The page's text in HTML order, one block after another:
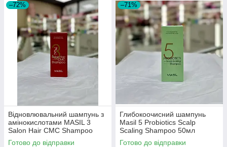
–72%
Відновлювальний шампунь з
амінокислотами MASIL 3
Salon Hair CMC Shampoo
50мл EXP 03/08/2026
Готово до відправки
–71%
Глибокоочисний шампунь
Masil 5 Probiotics Scalp
Scaling Shampoo 50мл
23/05/26
Готово до відправки